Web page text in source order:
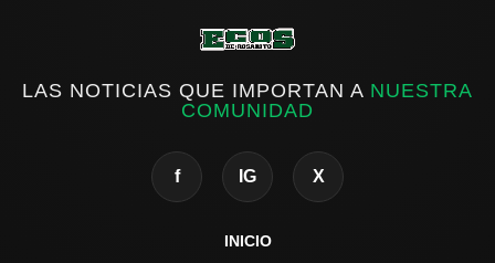
LAS NOTICIAS QUE IMPORTAN A NUESTRA
COMUNIDAD
f IG X
INICIO